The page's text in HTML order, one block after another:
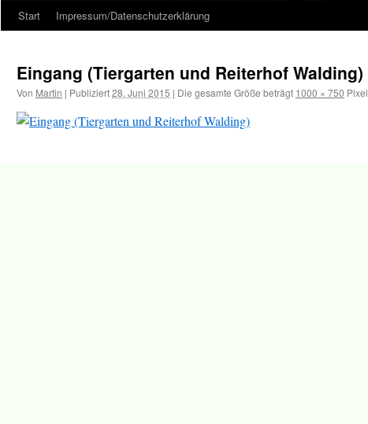
Springe
Inhalt
Start Impressum/Datenschutzerklärung
Eingang (Tiergarten und Reiterhof Walding)
Von Martin | Publiziert28. Juni 2015 | Die gesamte Größe beträgt 1000 × 750 Pixel